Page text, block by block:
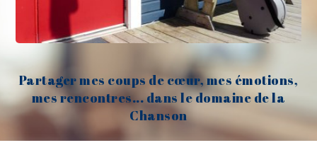
Partager mes coups de cœur, mes émotions,
mes rencontres... dans le domaine de la
Chanson